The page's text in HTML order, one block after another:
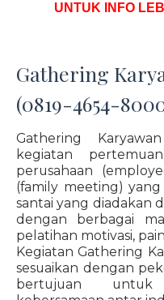
UNTUK INFO
Gathering
(0819-4654-
Gathering
kegiatan
perusahaan
(family meeting)
santai yang diadakan
dengan berbagai
pelatihan motivasi,
Kegiatan Gathering
sesuaikan dengan
bertujuan untuk